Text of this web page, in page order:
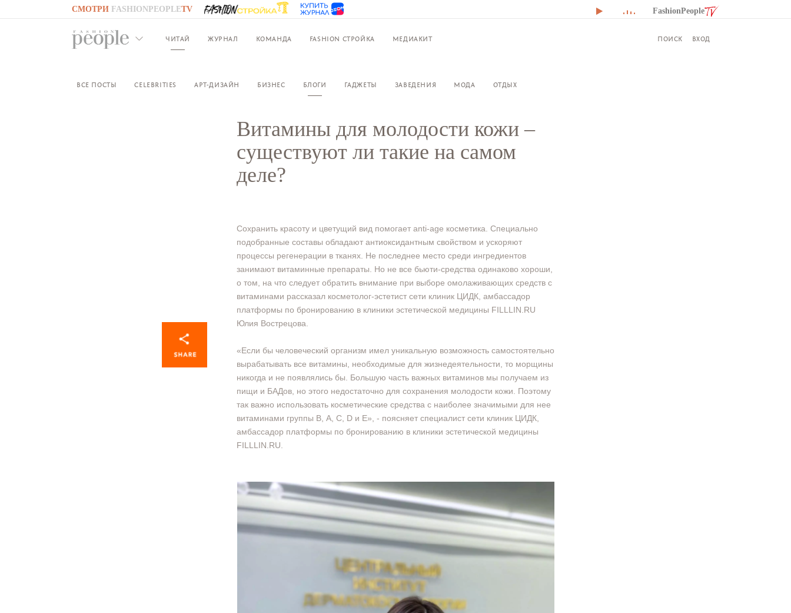
СМОТРИ FASHIONPEOPLETV
GO TO FASHIONPEOPLE
FashionPeople
ЧИТАЙ ЖУРНАЛ КОМАНДА FASHION СТРОЙКА МЕДИАКИТ ПОИСК ВХОД
ВСЕ ПОСТЫ CELEBRITIES АРТ-ДИЗАЙН БИЗНЕС БЛОГИ ГАДЖЕТЫ ЗАВЕДЕНИЯ МОДА ОТДЫХ
Витамины для молодости кожи –
существуют ли такие на самом
деле?
Сохранить красоту и цветущий вид помогает anti-age косметика. Специально
подобранные составы обладают антиоксидантным свойством и ускоряют
процессы регенерации в тканях. Не последнее место среди ингредиентов
занимают витаминные препараты. Но не все бьюти-средства одинаково хороши,
о том, на что следует обратить внимание при выборе омолаживающих средств с
витаминами рассказал косметолог-эстетист сети клиник ЦИДК, амбассадор
платформы по бронированию в клиники эстетической медицины FILLLIN.RU
Юлия Вострецова.
«Если бы человеческий организм имел уникальную возможность самостоятельно
вырабатывать все витамины, необходимые для жизнедеятельности, то морщины
никогда и не появлялись бы. Большую часть важных витаминов мы получаем из
пищи и БАДов, но этого недостаточно для сохранения молодости кожи. Поэтому
так важно использовать косметические средства с наиболее значимыми для нее
витаминами группы В, А, С, D и Е», - поясняет специалист сети клиник ЦИДК,
амбассадор платформы по бронированию в клиники эстетической медицины
FILLLIN.RU.